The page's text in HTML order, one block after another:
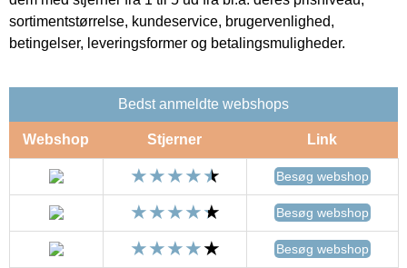
sortimentstørrelse, kundeservice, brugervenlighed,
betingelser, leveringsformer og betalingsmuligheder.
Bedst anmeldte webshops
Webshop Stjerner Link
Besøg webshop
Besøg webshop
Besøg webshop